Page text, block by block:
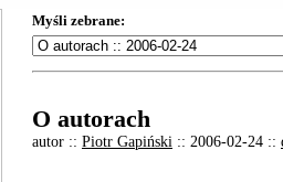
Myśli zebrane:
O autorach
autor :: Piotr Gapiński :: 2006-02-24 ::